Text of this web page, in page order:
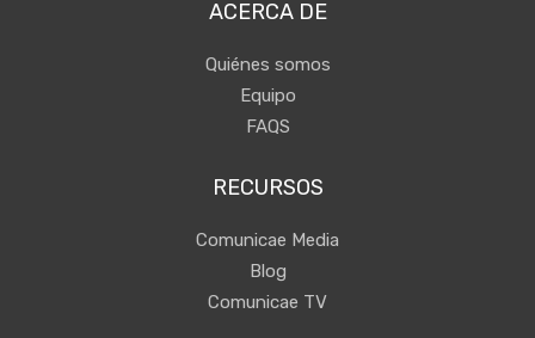
ACERCA DE
Quiénes somos
Equipo
FAQS
RECURSOS
Comunicae Media
Blog
Comunicae TV